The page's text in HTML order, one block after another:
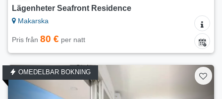
Lägenheter Seafront Residence
Makarska
Pris från 80 € per natt
OMEDELBAR BOKNING